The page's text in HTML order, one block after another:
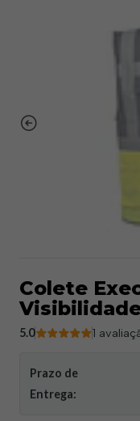
Colete
5.0 1
Prazo de
Entrega: